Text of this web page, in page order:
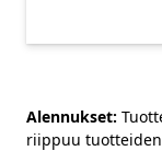
Alennukset:
riippuu